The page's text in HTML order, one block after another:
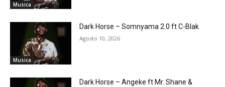
Musica
Musica
Dark Horse – Somnyama 2.0 ft C-Blak
Agosto 10, 2026
Dark Horse – Angeke ft Mr. Shane &